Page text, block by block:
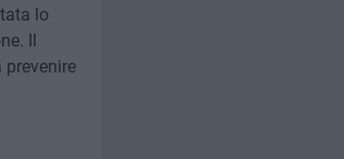
lo
Il